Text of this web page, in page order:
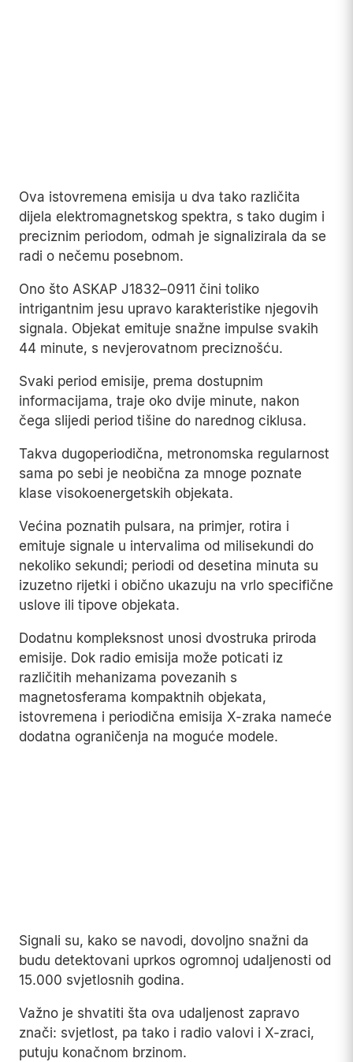
Ova istovremena emisija u dva tako različita
dijela elektromagnetskog spektra, s tako dugim i
preciznim periodom, odmah je signalizirala da se
radi o nečemu posebnom.
Ono što ASKAP J1832–0911 čini toliko
intrigantnim jesu upravo karakteristike njegovih
signala. Objekat emituje snažne impulse svakih
44 minute, s nevjerovatnom preciznošću.
Svaki period emisije, prema dostupnim
informacijama, traje oko dvije minute, nakon
čega slijedi period tišine do narednog ciklusa.
Takva dugoperiodična, metronomska regularnost
sama po sebi je neobična za mnoge poznate
klase visokoenergetskih objekata.
Većina poznatih pulsara, na primjer, rotira i
emituje signale u intervalima od milisekundi do
nekoliko sekundi; periodi od desetina minuta su
izuzetno rijetki i obično ukazuju na vrlo specifične
uslove ili tipove objekata.
Dodatnu kompleksnost unosi dvostruka priroda
emisije. Dok radio emisija može poticati iz
različitih mehanizama povezanih s
magnetosferama kompaktnih objekata,
istovremena i periodična emisija X-zraka nameće
dodatna ograničenja na moguće modele.
Signali su, kako se navodi, dovoljno snažni da
budu detektovani uprkos ogromnoj udaljenosti od
15.000 svjetlosnih godina.
Važno je shvatiti šta ova udaljenost zapravo
znači: svjetlost, pa tako i radio valovi i X-zraci,
putuju konačnom brzinom.